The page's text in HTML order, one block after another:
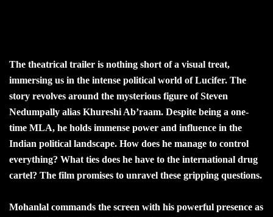
The theatrical trailer is nothing short of a visual treat,
immersing us in the intense political world of Lucifer. The
story revolves around the mysterious figure of Steven
Nedumpally alias Khureshi Ab’raam. Despite being a one-
time MLA, he holds immense power and influence in the
Indian political landscape. How does he manage to control
everything? What ties does he have to the international drug
cartel? The film promises to unravel these gripping questions.
Mohanlal commands the screen with his powerful presence as